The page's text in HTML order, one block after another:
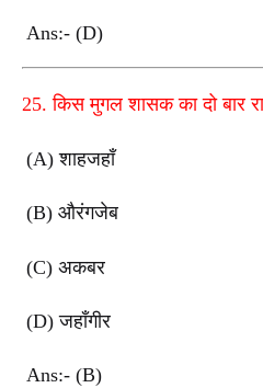
Ans:- (D)
25.किस मुगल शासक का दो बार
(A)शाहजहाँ
(B) औरंगजेब
(C) अकबर
(D)जहाँगीर
Ans:- (B)